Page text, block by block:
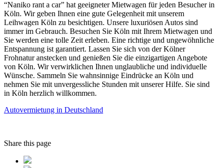
“Naniko rant a car” hat geeigneter Mietwagen für jeden Besucher in
Köln. Wir geben Ihnen eine gute Gelegenheit mit unserem
Leihwagen Köln zu besichtigen. Unsere luxuriösen Autos sind
immer im Gebrauch. Besuchen Sie Köln mit Ihrem Mietwagen und
Sie werden eine tolle Zeit erleben. Eine richtige und ungewöhnliche
Entspannung ist garantiert. Lassen Sie sich von der Kölner
Frohnatur anstecken und genießen Sie die einzigartigen Angebote
von Köln. Wir verwirklichen Ihnen unglaubliche und individuelle
Wünsche. Sammeln Sie wahnsinnige Eindrücke an Köln und
nehmen Sie mit unvergessliche Stunden mit unserer Hilfe. Sie sind
in Köln herzlich willkommen.
Autovermietung in Deutschland
Share this page